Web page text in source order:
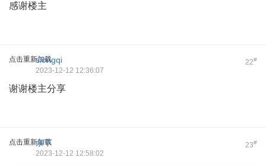
感谢楼主
点击重新加载 22#
slongqi
2023-12-12 12:36:07
谢谢楼主分享
点击重新加载 23#
余下
2023-12-12 12:58:02